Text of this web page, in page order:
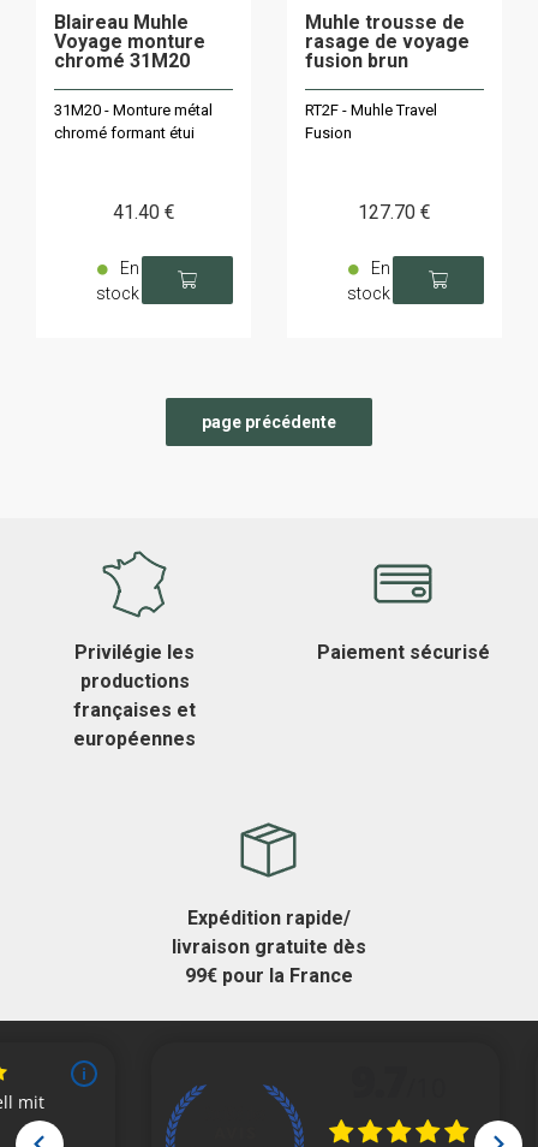
Blaireau Muhle
Voyage monture
chromé 31M20
31M20 - Monture métal
chromé formant étui
41.40 €
En
stock
Muhle trousse de
rasage de voyage
fusion brun
RT2F - Muhle Travel
Fusion
127.70 €
En
stock
Privilégie les
productions
françaises et
européennes
Paiement sécurisé
Expédition rapide/
livraison gratuite dès
99€ pour la France